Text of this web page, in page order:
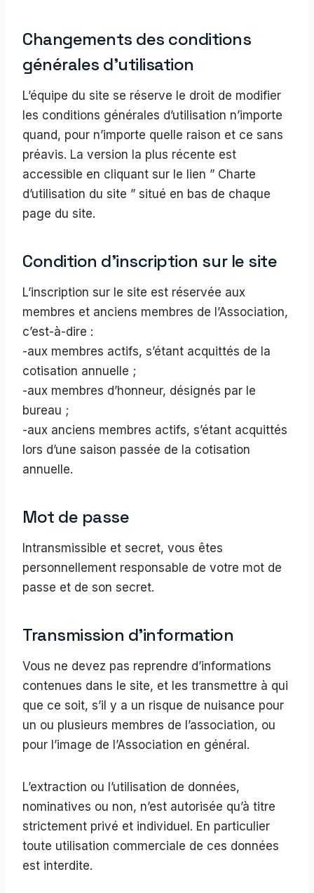
Changements des conditions
générales d’utilisation
L’équipe du site se réserve le droit de modifier
les conditions générales d’utilisation n’importe
quand, pour n’importe quelle raison et ce sans
préavis. La version la plus récente est
accessible en cliquant sur le lien ” Charte
d’utilisation du site ” situé en bas de chaque
page du site.
Condition d’inscription sur le site
L’inscription sur le site est réservée aux
membres et anciens membres de l’Association,
c’est-à-dire :
-aux membres actifs, s’étant acquittés de la
cotisation annuelle ;
-aux membres d’honneur, désignés par le
bureau ;
-aux anciens membres actifs, s’étant acquittés
lors d’une saison passée de la cotisation
annuelle.
Mot de passe
Intransmissible et secret, vous êtes
personnellement responsable de votre mot de
passe et de son secret.
Transmission d’information
Vous ne devez pas reprendre d’informations
contenues dans le site, et les transmettre à qui
que ce soit, s’il y a un risque de nuisance pour
un ou plusieurs membres de l’association, ou
pour l’image de l’Association en général.
L’extraction ou l’utilisation de données,
nominatives ou non, n’est autorisée qu’à titre
strictement privé et individuel. En particulier
toute utilisation commerciale de ces données
est interdite.